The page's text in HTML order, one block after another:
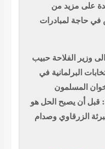
على مزيد من
في حاجة لمبادرات
وزير الفلاحةحبيب
البرلمانية في
المسلمون
قبل أن يصبح الحل هو
الزرقاوي وصدام